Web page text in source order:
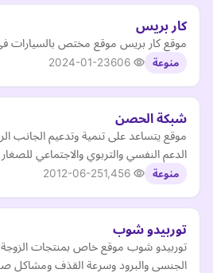
كار بريس
موقع كار بريس موقع مختص بالسيارات
منوعة 2024-01-23
شبكة الحصن
موقع يتساعد على تنمية وتدعيم الجانب
الدعم النفسي والتربوي والاجتماعي للصغار
منوعة 2012-06-25
توربيدو شوب
توربيدو شوب موقع خاص بمنتجات
الجنسى والبرود وسرعة القذف ومشاكل